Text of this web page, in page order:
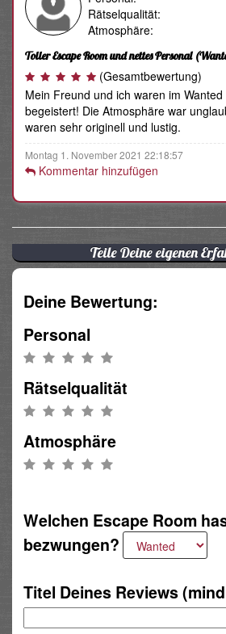
Rätselqualität:
Atmosphäre:
Toller Escape Room und nettes Personal
(Gesamtbewertung)
Mein Freund und ich waren im
begeistert! Die Atmosphäre war
waren sehr originell und lustig.
Montag 1. November 2021 22:18:57
Kommentar hinzufügen
Teile Deine eigenen
Deine Bewertung:
Personal
Rätselqualität
Atmosphäre
Welchen Escape Room
bezwungen?
Titel Deines Reviews